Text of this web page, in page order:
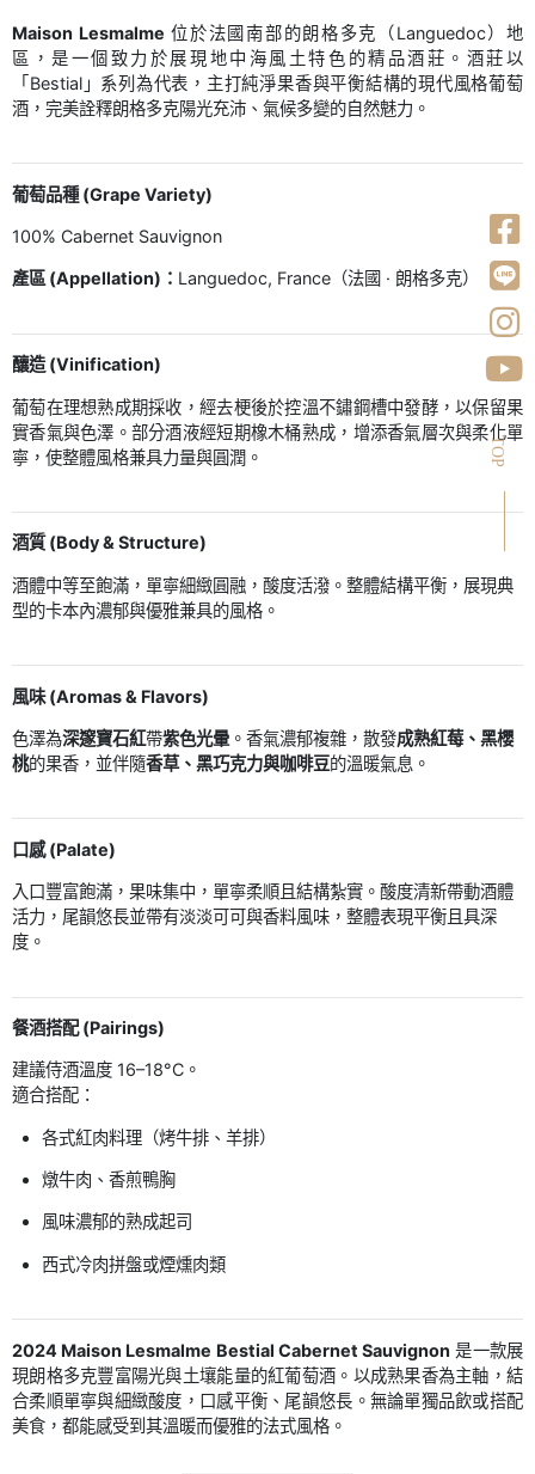
Maison Lesmalme 位於法國南部的朗格多克（Languedoc）地
區，是一個致力於展現地中海風土特色的精品酒莊。酒莊以
「Bestial」系列為代表，主打純淨果香與平衡結構的現代風格葡萄
酒，完美詮釋朗格多克陽光充沛、氣候多變的自然魅力。
葡萄品種 (Grape Variety)
100% Cabernet Sauvignon
產區 (Appellation)： Languedoc, France（法國 · 朗格多克）
釀造 (Vinification)
葡萄在理想熟成期採收，經去梗後於控溫不鏽鋼槽中發酵，以保留果
實香氣與色澤。部分酒液經短期橡木桶熟成，增添香氣層次與柔化單
寧，使整體風格兼具力量與圓潤。
酒質 (Body & Structure)
酒體中等至飽滿，單寧細緻圓融，酸度活潑。整體結構平衡，展現典
型的卡本內濃郁與優雅兼具的風格。
風味 (Aromas & Flavors)
色澤為深邃寶石紅帶紫色光暈 。香氣濃郁複雜，散發成熟紅莓、黑櫻
桃的果香，並伴隨香草、黑巧克力與咖啡豆的溫暖氣息。
口感 (Palate)
入口豐富飽滿，果味集中，單寧柔順且結構紮實。酸度清新帶動酒體
活力，尾韻悠長並帶有淡淡可可與香料風味，整體表現平衡且具深
度。
餐酒搭配 (Pairings)
建議侍酒溫度 16–18°C。
適合搭配：
各式紅肉料理（烤牛排、羊排）
燉牛肉、香煎鴨胸
風味濃郁的熟成起司
西式冷肉拼盤或煙燻肉類
2024 Maison Lesmalme Bestial Cabernet Sauvignon 是一款展
現朗格多克豐富陽光與土壤能量的紅葡萄酒。以成熟果香為主軸，結
合柔順單寧與細緻酸度，口感平衡、尾韻悠長。無論單獨品飲或搭配
美食，都能感受到其溫暖而優雅的法式風格。
TOP